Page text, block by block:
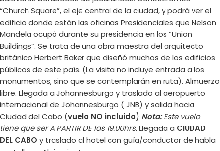
“Church Square”, el eje central de la ciudad, y podrá ver el
edificio donde están las oficinas Presidenciales que Nelson
Mandela ocupó durante su presidencia en los “Union
Buildings”. Se trata de una obra maestra del arquitecto
británico Herbert Baker que diseñó muchos de los edificios
públicos de este país. (La visita no incluye entrada a los
monumentos, sino que se contemplarán en ruta). Almuerzo
libre. Llegada a Johannesburgo y traslado al aeropuerto
internacional de Johannesburgo ( JNB) y salida hacia
Ciudad del Cabo (vuelo NO incluido) Nota:Este vuelo
tiene que ser A PARTIR DE las 19.00hrs.Llegada a CIUDAD
DEL CABO y traslado al hotel con guía/conductor de habla